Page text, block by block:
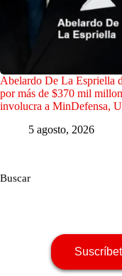
Abelardo De La Espriella
por más de $370 mil
involucra a MinDefensa,
5 agosto, 2026
Buscar